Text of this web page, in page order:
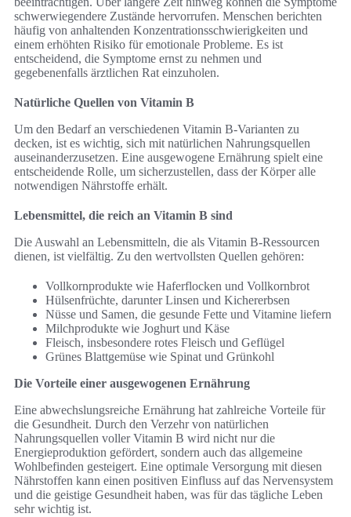
schwerwiegendere Zustände hervorrufen. Menschen berichten
häufig von anhaltenden Konzentrationsschwierigkeiten und
einem erhöhten Risiko für emotionale Probleme. Es ist
entscheidend, die Symptome ernst zu nehmen und
gegebenenfalls ärztlichen Rat einzuholen.
Natürliche Quellen von Vitamin B
Um den Bedarf an verschiedenen Vitamin B-Varianten zu
decken, ist es wichtig, sich mit natürlichen Nahrungsquellen
auseinanderzusetzen. Eine ausgewogene Ernährung spielt eine
entscheidende Rolle, um sicherzustellen, dass der Körper alle
notwendigen Nährstoffe erhält.
Lebensmittel, die reich an Vitamin B sind
Die Auswahl an Lebensmitteln, die als Vitamin B-Ressourcen
dienen, ist vielfältig. Zu den wertvollsten Quellen gehören:
Vollkornprodukte wie Haferflocken und Vollkornbrot
Hülsenfrüchte, darunter Linsen und Kichererbsen
Nüsse und Samen, die gesunde Fette und Vitamine liefern
Milchprodukte wie Joghurt und Käse
Fleisch, insbesondere rotes Fleisch und Geflügel
Grünes Blattgemüse wie Spinat und Grünkohl
Die Vorteile einer ausgewogenen Ernährung
Eine abwechslungsreiche Ernährung hat zahlreiche Vorteile für
die Gesundheit. Durch den Verzehr von natürlichen
Nahrungsquellen voller Vitamin B wird nicht nur die
Energieproduktion gefördert, sondern auch das allgemeine
Wohlbefinden gesteigert. Eine optimale Versorgung mit diesen
Nährstoffen kann einen positiven Einfluss auf das Nervensystem
und die geistige Gesundheit haben, was für das tägliche Leben
sehr wichtig ist.